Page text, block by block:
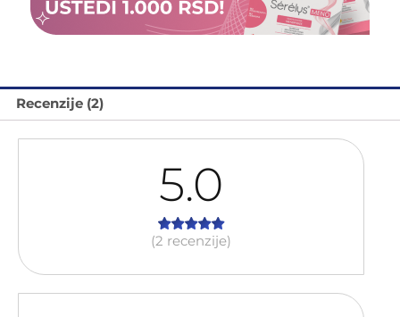
Recenzije (2)
5.0
(2 recenzije)